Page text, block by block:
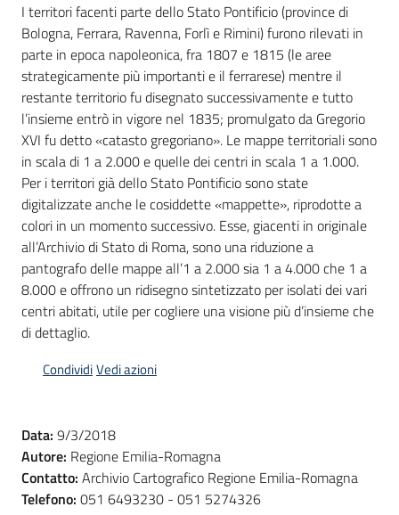
dati
on-
line
Scarica
i
dati
Approfondimenti
Archivio
Seguici
su
I territori facenti parte dello Stato Pontificio (province di
Bologna, Ferrara, Ravenna, Forlì e Rimini) furono rilevati in
parte in epoca napoleonica, fra 1807 e 1815 (le aree
strategicamente più importanti e il ferrarese) mentre il
restante territorio fu disegnato successivamente e tutto
l’insieme entrò in vigore nel 1835; promulgato da Gregorio
XVI fu detto «catasto gregoriano». Le mappe territoriali sono
in scala di 1 a 2.000 e quelle dei centri in scala 1 a 1.000.
Per i territori già dello Stato Pontificio sono state
digitalizzate anche le cosiddette «mappette», riprodotte a
colori in un momento successivo. Esse, giacenti in originale
all’Archivio di Stato di Roma, sono una riduzione a
pantografo delle mappe all’1 a 2.000 sia 1 a 4.000 che 1 a
8.000 e offrono un ridisegno sintetizzato per isolati dei vari
centri abitati, utile per cogliere una visione più d’insieme che
di dettaglio.
CondividiVedi azioni
Data: 9/3/2018
Autore: Regione Emilia-Romagna
Contatto: Archivio Cartografico Regione Emilia-Romagna
Telefono: 051 6493230 - 051 5274326